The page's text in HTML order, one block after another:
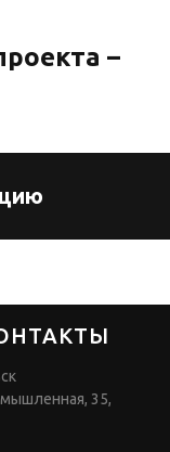
–
35,